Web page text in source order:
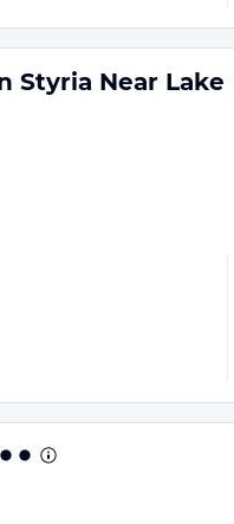
Styria Near Lake